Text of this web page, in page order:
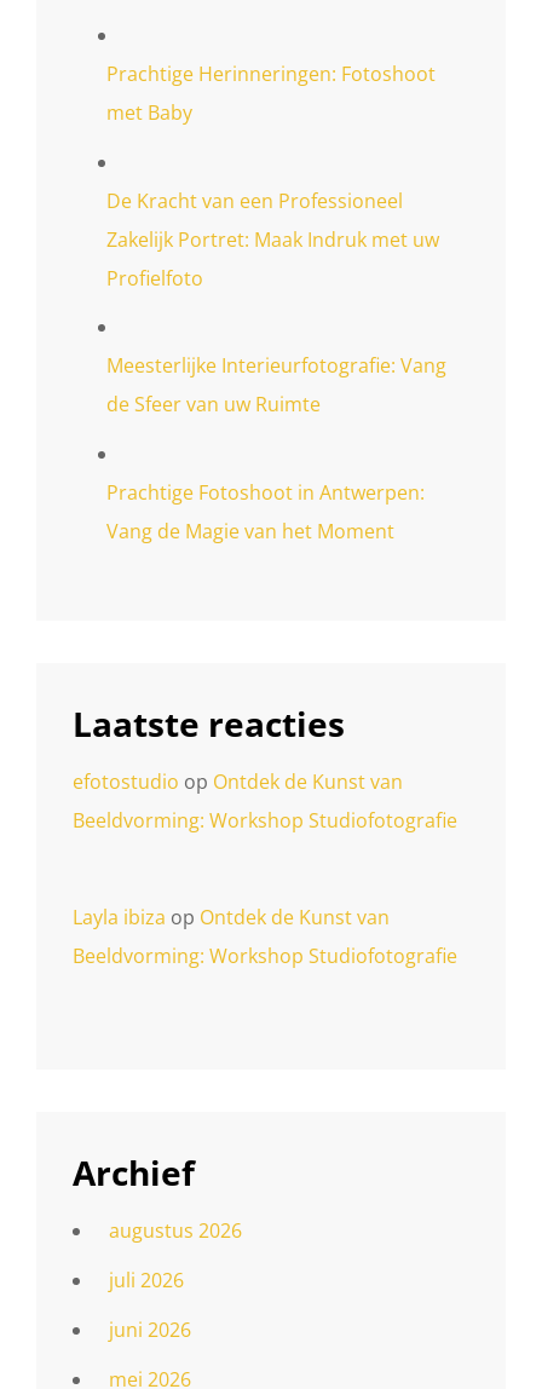
Prachtige Herinneringen: Fotoshoot
met Baby
De Kracht van een Professioneel
Zakelijk Portret: Maak Indruk met uw
Profielfoto
Meesterlijke Interieurfotografie: Vang
de Sfeer van uw Ruimte
Prachtige Fotoshoot in Antwerpen:
Vang de Magie van het Moment
Laatste reacties
efotostudio op Ontdek de Kunst van
Beeldvorming: Workshop Studiofotografie
Layla ibiza op Ontdek de Kunst van
Beeldvorming: Workshop Studiofotografie
Archief
augustus 2026
juli 2026
juni 2026
mei 2026